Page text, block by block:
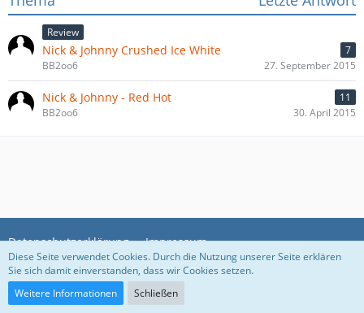
Review
Nick & Johnny Crushed Ice White
7
BB2oo6
27. September 2015
Nick & Johnny - Red Hot
11
BB2oo6
30. April 2015
Datenschutzerklärung Impressum
Community-Software:
Diese Seite verwendet Cookies. Durch die Nutzung unserer Seite erklären
Sie sich damit einverstanden, dass wir Cookies setzen.
Weitere Informationen
Schließen